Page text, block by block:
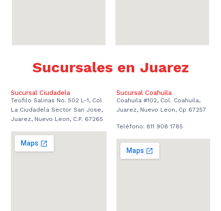
Sucursales en Juarez
Sucursal Ciudadela
Teofilo Salinas No. 502 L-1, Col
La Ciudadela Sector San Jose,
Juarez, Nuevo Leon, C.P. 67265
Sucursal Coahuila
Coahuila #102, Col. Coahuila,
Juarez, Nuevo Leon, Cp 67257
Teléfono: 811 908 1785